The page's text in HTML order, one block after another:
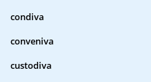
condiva
conveniva
custodiva